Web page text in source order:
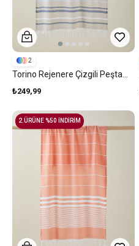
₺249,99
2
2.ÜRÜNE %50 İNDİRİM